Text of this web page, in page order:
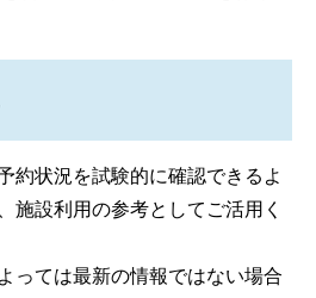
約状況を試験的に確認できるよ
施設利用の参考としてご活用く
っては最新の情報ではない場合